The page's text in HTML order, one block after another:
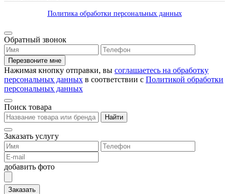
Политика обработки персональных данных
Обратный звонок
Перезвоните мне
Нажимая кнопку отправки, вы соглашаетесь на обработку
персональных данных в соответствии с Политикой обработки
персональных данных
Поиск товара
Найти
Заказать услугу
добавить фото
Заказать